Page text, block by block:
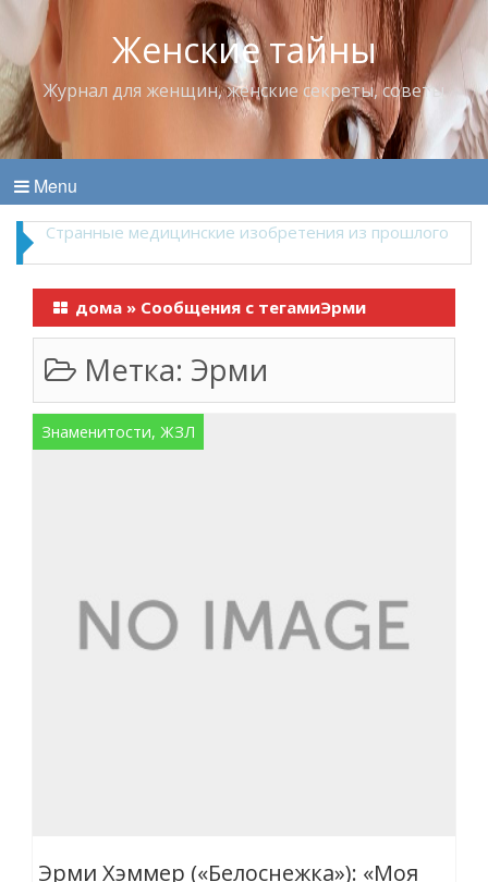
Женские тайны
Журнал для женщин, женские секреты, советы
Menu
Что пить в жару
дома » Сообщения с тегамиЭрми
Метка: Эрми
Знаменитости, ЖЗЛ
Эрми Хэммер («Белоснежка»): «Моя